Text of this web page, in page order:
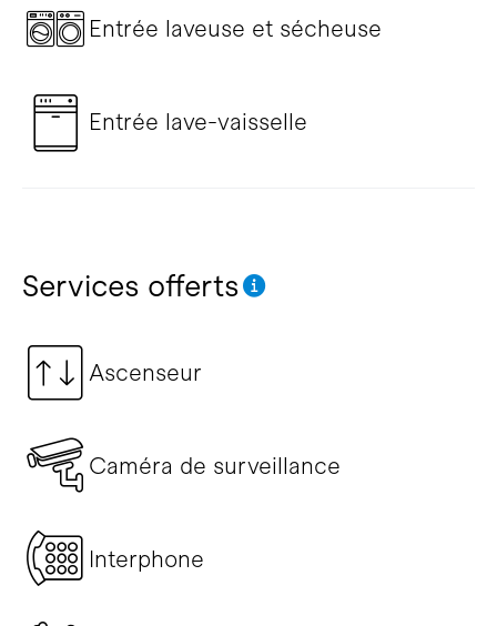
Entrée laveuse et sécheuse
Entrée lave-vaisselle
Services offerts
Ascenseur
Caméra de surveillance
Interphone